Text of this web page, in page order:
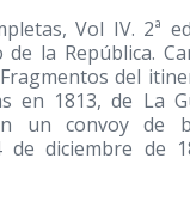
Vol IV. 2ª
la República.
del
en 1813, de La
un convoy de
de diciembre de